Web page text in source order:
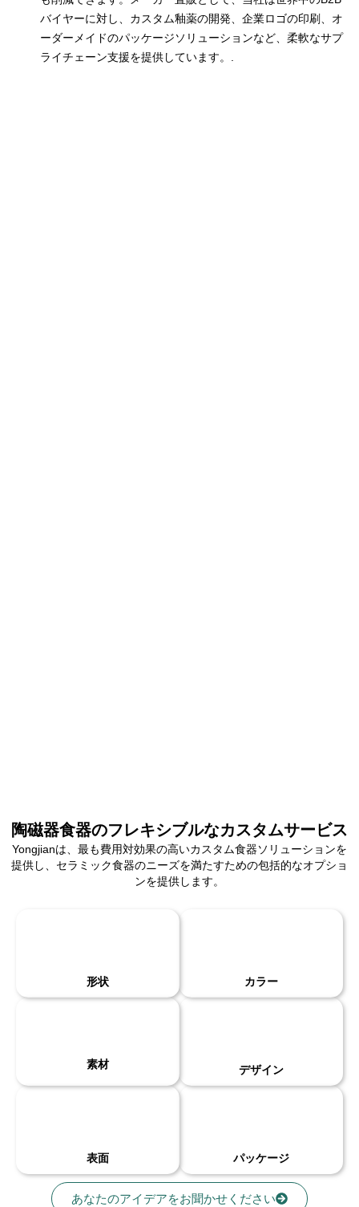
バイヤーに対し、カスタム釉薬の開発、企業ロゴの印刷、オ
ーダーメイドのパッケージソリューションなど、柔軟なサプ
ライチェーン支援を提供しています。.
陶磁器食器のフレキシブルなカスタムサービス
Yongjianは、最も費用対効果の高いカスタム食器ソリューションを
提供し、セラミック食器のニーズを満たすための包括的なオプショ
ンを提供します。
形状 カラー
素材 デザイン
表面 パッケージ
あなたのアイデアをお聞かせください